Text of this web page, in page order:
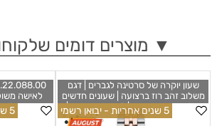
▼ מוצרים דומים
שעון יוקרה של סרטינה לגברים | דגם
משלוב זהב רוז ברצועה | שעונים חדשים
של המותג השווצרי | 5 שנים אחריות |
Certina DS Caimano
5 שנים אחריות - יבואן רשמי
לאישה
חדשים של5 שנים אחריות - יבואן רשמי